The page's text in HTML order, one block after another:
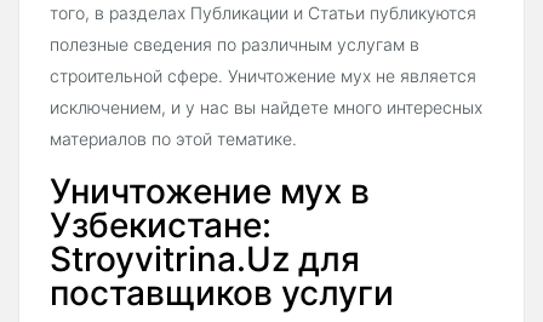
того, в разделах Публикации и Статьи публикуются
полезные сведения по различным услугам в
строительной сфере. Уничтожение мух не является
исключением, и у нас вы найдете много интересных
материалов по этой тематике.
Уничтожение мух в
Узбекистане:
Stroyvitrina.Uz для
поставщиков услуги